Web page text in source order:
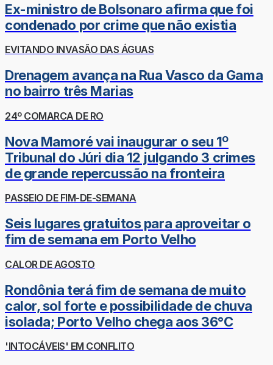
Ex-ministro de Bolsonaro afirma que foi
condenado por crime que não existia
EVITANDO INVASÃO DAS ÁGUAS
Drenagem avança na Rua Vasco da Gama
no bairro três Marias
24º COMARCA DE RO
Nova Mamoré vai inaugurar o seu 1º
Tribunal do Júri dia 12 julgando 3 crimes
de grande repercussão na fronteira
PASSEIO DE FIM-DE-SEMANA
Seis lugares gratuitos para aproveitar o
fim de semana em Porto Velho
CALOR DE AGOSTO
Rondônia terá fim de semana de muito
calor, sol forte e possibilidade de chuva
isolada; Porto Velho chega aos 36°C
'INTOCÁVEIS' EM CONFLITO